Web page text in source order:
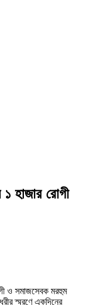
হাজার রোগী
ও সমাজসেবক মরহুম
স্মরণে একদিনের